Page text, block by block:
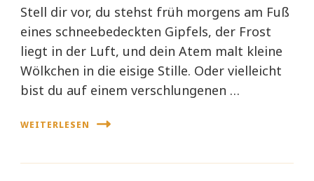
Stell dir vor, du stehst früh morgens am Fuß
eines schneebedeckten Gipfels, der Frost
liegt in der Luft, und dein Atem malt kleine
Wölkchen in die eisige Stille. Oder vielleicht
bist du auf einem verschlungenen …
WEITERLESEN